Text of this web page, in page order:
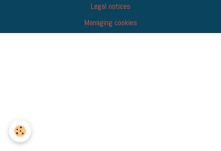
Legal notices
Managing cookies